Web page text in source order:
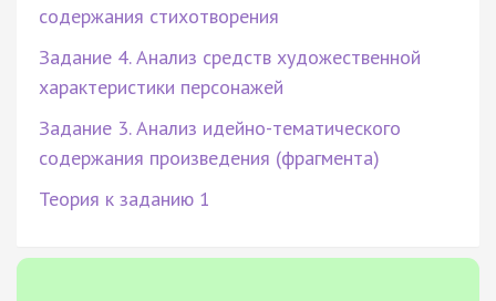
содержания стихотворения
Задание 4. Анализ средств художественной
характеристики персонажей
Задание 3. Анализ идейно-тематического
содержания произведения (фрагмента)
Теория к заданию 1